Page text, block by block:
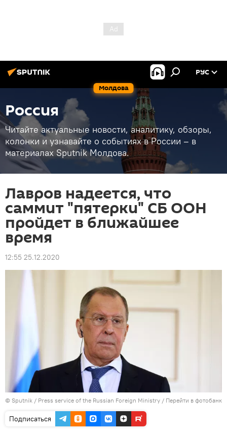
Молдова
РУС
Россия
Читайте актуальные новости, аналитику, обзоры,
колонки и узнавайте о событиях в России – в
материалах Sputnik Молдова.
Лавров надеется, что
саммит "пятерки" СБ ООН
пройдет в ближайшее
время
12:55 25.12.2020
© Sputnik / Press service of the Russian Foreign Ministry / Перейти в фотобанк
Подписаться